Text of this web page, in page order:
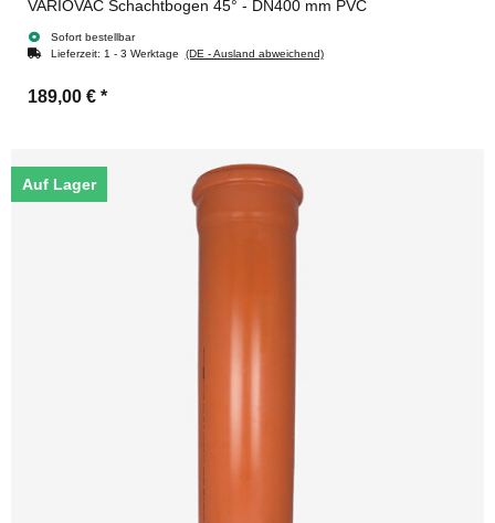
VARIOVAC Schachtbogen 45° - DN400 mm PVC
Sofort bestellbar
Lieferzeit: 1 - 3 Werktage (DE - Ausland abweichend)
189,00 € *
Auf Lager